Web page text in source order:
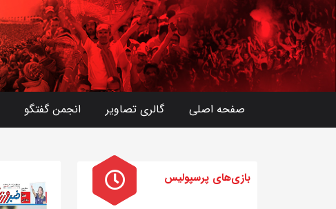
صفحه اصلی گالری تصاویر انجمن گفتگو
بازی های پرسپولیس